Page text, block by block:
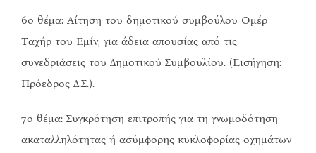
6ο θέμα: Αίτηση του δημοτικού συμβούλου Ομέρ
Ταχήρ του Εμίν, για άδεια απουσίας από τις
συνεδριάσεις του Δημοτικού Συμβουλίου. (Εισήγηση:
Πρόεδρος Δ.Σ.).
7ο θέμα: Συγκρότηση επιτροπής για τη γνωμοδότηση
ακαταλληλότητας ή ασύμφορης κυκλοφορίας οχημάτων